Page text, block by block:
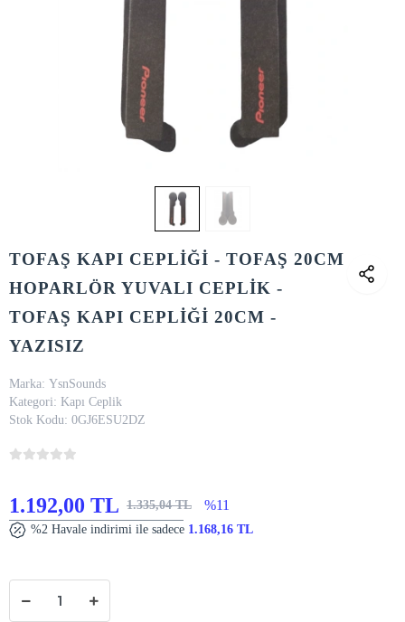
TOFAŞ KAPI CEPLİĞİ - TOFAŞ 20CM
HOPARLÖR YUVALI CEPLİK -
TOFAŞ KAPI CEPLİĞİ 20CM -
YAZISIZ
Marka: YsnSounds
Kategori: Kapı Ceplik
Stok Kodu: 0GJ6ESU2DZ
1.192,00 TL 1.335,04 TL %11
%2 Havale indirimi ile sadece 1.168,16 TL